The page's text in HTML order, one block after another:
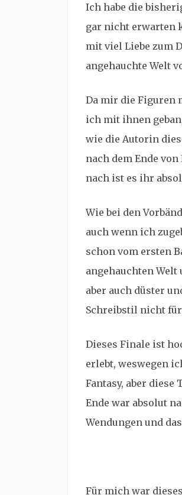
Ich habe die
gar nicht erwarten
mit viel Liebe zum
angehauchte Welt
Da mir die Figuren
ich mit ihnen
wie die Autorin
nach dem Ende
nach ist es ihr
Wie bei den
auch wenn ich
schon vom ersten
angehauchten
aber auch düster
Schreibstil nicht
Dieses Finale ist
erlebt, weswegen
Fantasy, aber
Ende war absolut
Wendungen und
Für mich war